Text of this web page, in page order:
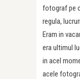
fotograf pe
regula,
Eram in
era ultimul
in acel
acele